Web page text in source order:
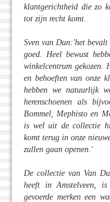
klantgerichtheid die zo
tot zijn recht komt.
Sven van Dun:'het
goed. Heel bewust
winkelcentrum gekozen.
en behoeften van onze
hebben we natuurlijk
herenschoenen als
Bommel, Mephisto en
is wel uit de collectie
komt terug in onze
zullen gaan openen.'
De collectie van Van
heeft in Amstelveen,
gevoerde merken een